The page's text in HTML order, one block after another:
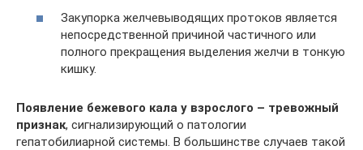
Закупорка желчевыводящих протоков является
непосредственной причиной частичного или
полного прекращения выделения желчи в тонкую
кишку.
Появление бежевого кала у взрослого – тревожный
признак, сигнализирующий о патологии
гепатобилиарной системы. В большинстве случаев такой